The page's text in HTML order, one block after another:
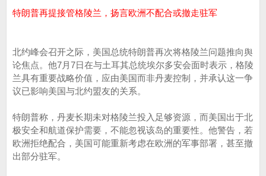
特朗普再提接管格陵兰，扬言欧洲不配合或撤走驻军
北约峰会召开之际，美国总统特朗普再次将格陵兰问题推向舆
论焦点。他7月7日在与土耳其总统埃尔多安会面时表示，格陵
兰具有重要战略价值，应由美国而非丹麦控制，并承认这一争
议已影响美国与北约盟友的关系。
特朗普称，丹麦长期未对格陵兰投入足够资源，而美国出于北
极安全和航道保护需要，不能忽视该岛的重要性。他警告，若
欧洲拒绝配合，美国可能重新考虑在欧洲的军事部署，甚至撤
出部分驻军。